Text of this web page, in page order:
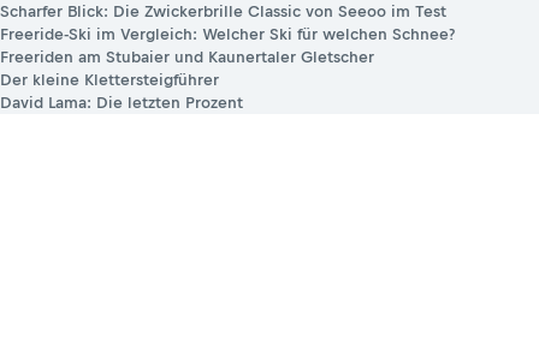
Scharfer Blick: Die Zwickerbrille Classic von Seeoo im Test
Freeride-Ski im Vergleich: Welcher Ski für welchen Schnee?
Freeriden am Stubaier und Kaunertaler Gletscher
Der kleine Klettersteigführer
David Lama: Die letzten Prozent